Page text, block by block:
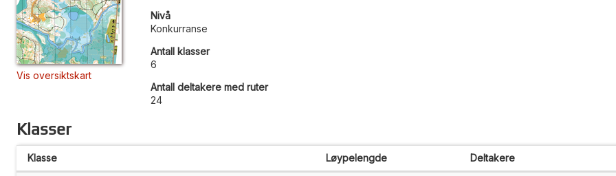
Vis oversiktskart
Nivå
Konkurranse
Antall klasser
6
Antall deltakere med ruter
24
Klasser
Klasse Løypelengde Deltakere